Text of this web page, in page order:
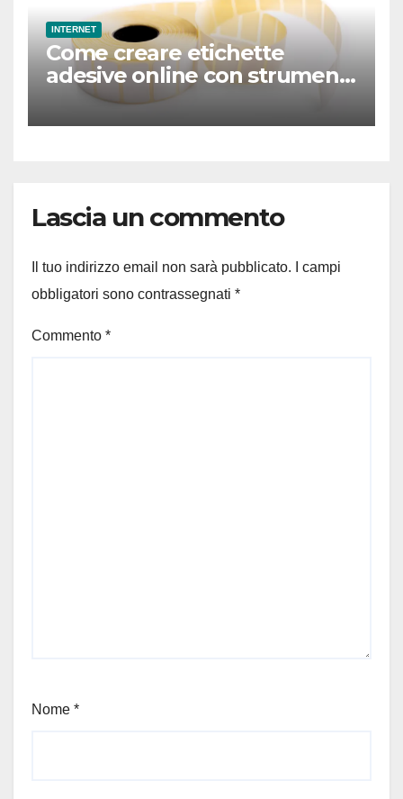
INTERNET
Come creare etichette
adesive online con strumenti
professionali
Lascia un commento
Il tuo indirizzo email non sarà pubblicato.
I campi
obbligatori sono contrassegnati *
Commento *
Nome *